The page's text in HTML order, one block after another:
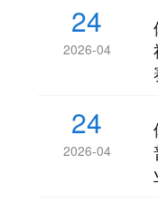
24
2026-04
24
2026-04